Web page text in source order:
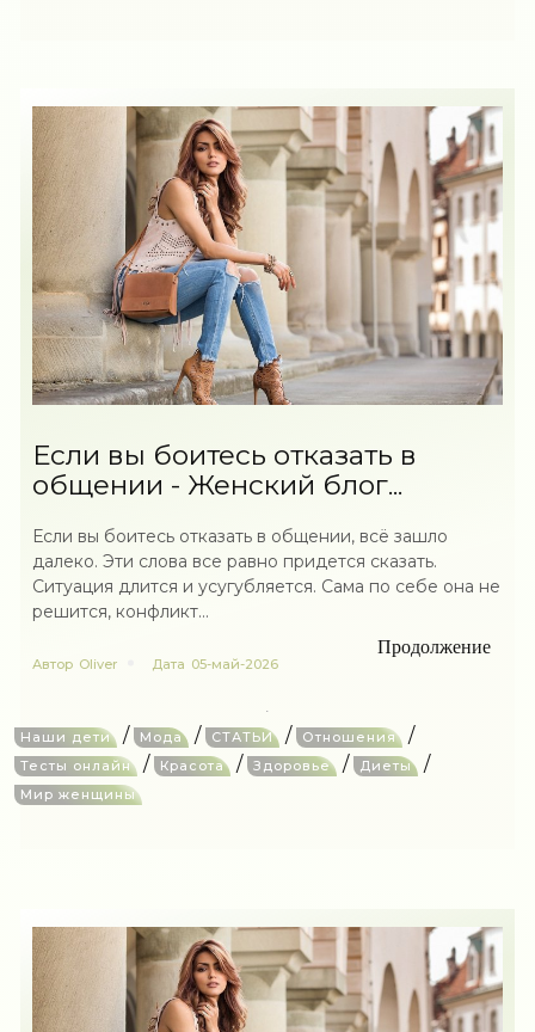
Если вы боитесь отказать в
общении - Женский блог...
Если вы боитесь отказать в общении, всё зашло
далеко. Эти слова все равно придется сказать.
Ситуация длится и усугубляется. Сама по себе она не
решится, конфликт...
Продолжение
Автор Oliver Дата 05-май-2026
Наши дети / Мода / СТАТЬИ / Отношения /
Тесты онлайн / Красота / Здоровье / Диеты /
Мир женщины